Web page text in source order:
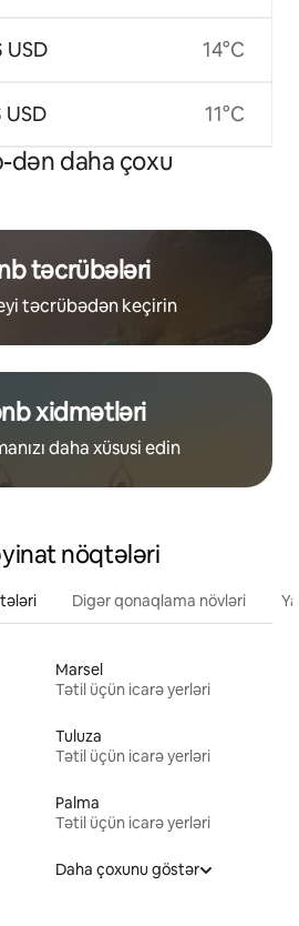
USD
USD
14°C
11°C
dən daha çoxu
təcrübələri
təcrübədən keçirin
xidmətləri
daha xüsusi edin
nöqtələri
Digər qonaqlama növləri
Marsel
Tətil üçün icarə yerləri
Tuluza
Tətil üçün icarə yerləri
Palma
Tətil üçün icarə yerləri
Daha çoxunu göstər